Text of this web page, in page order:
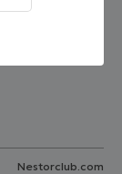
Nestorclub.com